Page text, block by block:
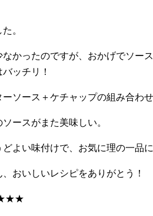
。
かったのですが、おかげでソー
ッチリ！
ソース＋ケチャップの組み合わ
ースがまた美味しい。
よい味付けで、お気に理の一品
おいしいレシピをありがとう！
:★★★